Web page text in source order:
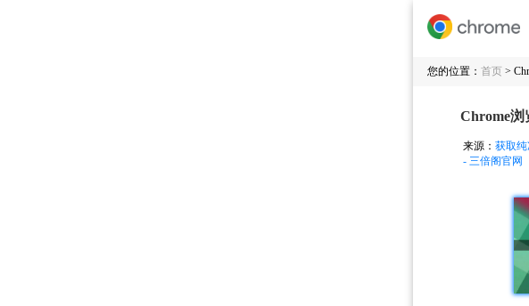
您的位置： 首页 >
Chrome浏
来源： 获取
- 三倍阁官网